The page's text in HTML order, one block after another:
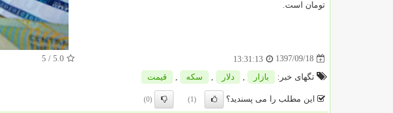
تومان است.
1397/09/18
13:31:13
5.0
/ 5
تگهای خبر: بازار دلار سكه قیمت
این مطلب را می پسندید؟ (1)
(0)